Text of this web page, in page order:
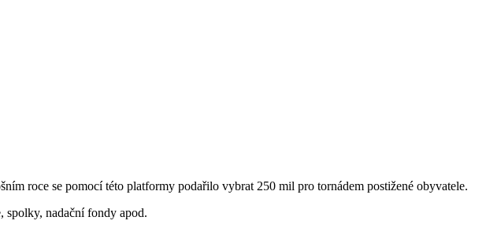
roce se pomocí této platformy podařilo vybrat 250 mil pro tornádem postižené obyvatele.
spolky, nadační fondy apod.